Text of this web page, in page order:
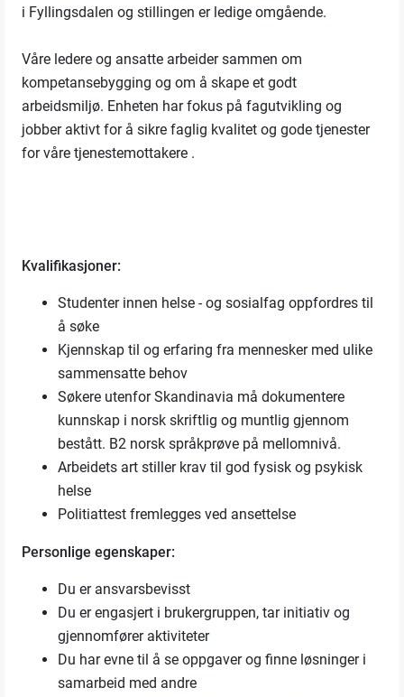
i Fyllingsdalen og stillingen er ledige omgående.
Våre ledere og ansatte arbeider sammen om
kompetansebygging og om å skape et godt
arbeidsmiljø. Enheten har fokus på fagutvikling og
jobber aktivt for å sikre faglig kvalitet og gode tjenester
for våre tjenestemottakere .
Kvalifikasjoner:
Studenter innen helse - og sosialfag oppfordres til
å søke
Kjennskap til og erfaring fra mennesker med ulike
sammensatte behov
Søkere utenfor Skandinavia må dokumentere
kunnskap i norsk skriftlig og muntlig gjennom
bestått. B2 norsk språkprøve på mellomnivå.
Arbeidets art stiller krav til god fysisk og psykisk
helse
Politiattest fremlegges ved ansettelse
Personlige egenskaper:
Du er ansvarsbevisst
Du er engasjert i brukergruppen, tar initiativ og
gjennomfører aktiviteter
Du har evne til å se oppgaver og finne løsninger i
samarbeid med andre